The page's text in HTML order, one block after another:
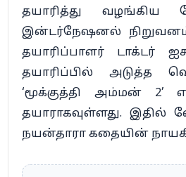
தயாரித்து வழங்கிய
இன்டர்நேஷனல் நிறுவனம்
தயாரிப்பாளர் டாக்டர்
தயாரிப்பில் அடுத்த
‘மூக்குத்தி அம்மன் 2’
தயாராகவுள்ளது. இதில்
நயன்தாரா கதையின்